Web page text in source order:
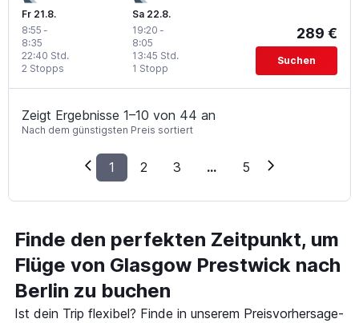
Fr 21.8.
8:55 -
8:35
2 Stopps
22:40 Std.
Sa 22.8.
19:20 -
8:05
1 Stopp
13:45 Std.
289 €
Suchen
Zeigt Ergebnisse 1–10 von 44 an
Nach dem günstigsten Preis sortiert
1 2 3 ... 5
Finde den perfekten Zeitpunkt, um
Flüge von Glasgow Prestwick nach
Berlin zu buchen
Ist dein Trip flexibel? Finde in unserem Preisvorhersage-